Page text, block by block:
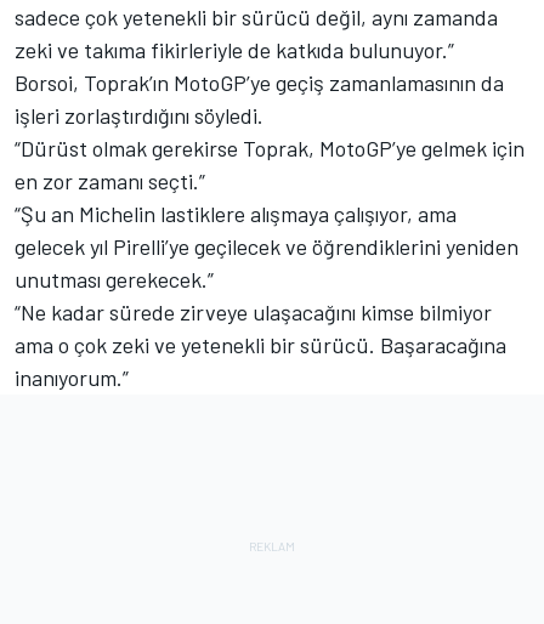
sadece çok yetenekli bir sürücü değil, aynı zamanda
zeki ve takıma fikirleriyle de katkıda bulunuyor.”
Borsoi, Toprak’ın MotoGP’ye geçiş zamanlamasının da
işleri zorlaştırdığını söyledi.
“Dürüst olmak gerekirse Toprak, MotoGP’ye gelmek için
en zor zamanı seçti.”
“Şu an Michelin lastiklere alışmaya çalışıyor, ama
gelecek yıl Pirelli’ye geçilecek ve öğrendiklerini yeniden
unutması gerekecek.”
“Ne kadar sürede zirveye ulaşacağını kimse bilmiyor
ama o çok zeki ve yetenekli bir sürücü. Başaracağına
inanıyorum.”